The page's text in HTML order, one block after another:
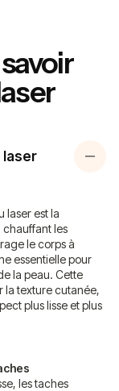
laser
laser est la
chauffant les
le corps à
essentielle pour
la peau. Cette
la texture cutanée,
plus lisse et plus
les taches